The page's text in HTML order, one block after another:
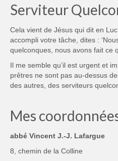
Serviteur
Cela vient de Jésus qui dit en
accompli votre tâche, dites :
quelconques, nous avons fait ce
Il me semble qu’il est urgent et
prêtres ne sont pas au-dessus
des autres, des serviteurs
Mes
abbé Vincent J.-J. Lafargue
8, chemin de la Colline